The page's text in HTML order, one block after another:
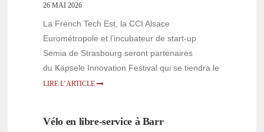
26 MAI 2026
La French Tech Est, la CCI Alsace
Eurométropole et l’incubateur de start-up
Semia de Strasbourg seront partenaires
du Käpsele Innovation Festival qui se tiendra le
LIRE L’ARTICLE
Vélo en libre-service à Barr